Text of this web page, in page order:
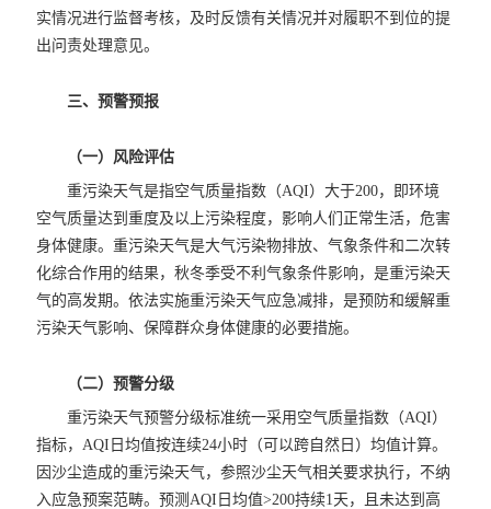
实情况进行监督考核，及时反馈有关情况并对履职不到位的提
出问责处理意见。
三、预警预报
（一）风险评估
重污染天气是指空气质量指数（AQI）大于200，即环境
空气质量达到重度及以上污染程度，影响人们正常生活，危害
身体健康。重污染天气是大气污染物排放、气象条件和二次转
化综合作用的结果，秋冬季受不利气象条件影响，是重污染天
气的高发期。依法实施重污染天气应急减排，是预防和缓解重
污染天气影响、保障群众身体健康的必要措施。
（二）预警分级
重污染天气预警分级标准统一采用空气质量指数（AQI）
指标，AQI日均值按连续24小时（可以跨自然日）均值计算。
因沙尘造成的重污染天气，参照沙尘天气相关要求执行，不纳
入应急预案范畴。预测AQI日均值>200持续1天，且未达到高